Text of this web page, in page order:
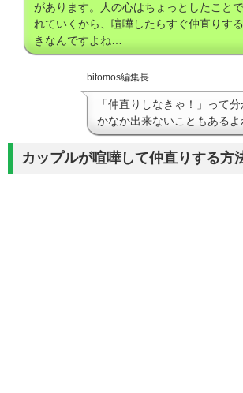
があります。人の心はちょっとしたこと
れていくから、喧嘩したらすぐ仲直りす
きなんですよね…
bitomos編集長
「仲直りしなきゃ！」って
かなか出来ないこともあるよ
カップルが喧嘩して仲直りする方